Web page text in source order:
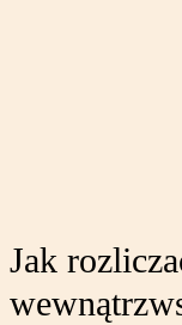
Jak